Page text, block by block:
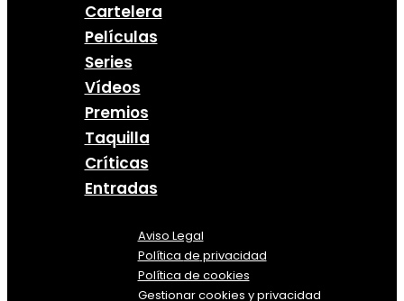
Cartelera
Películas
Series
Vídeos
Premios
Taquilla
Críticas
Entradas
Aviso Legal
Política de privacidad
Política de cookies
Gestionar cookies y privacidad